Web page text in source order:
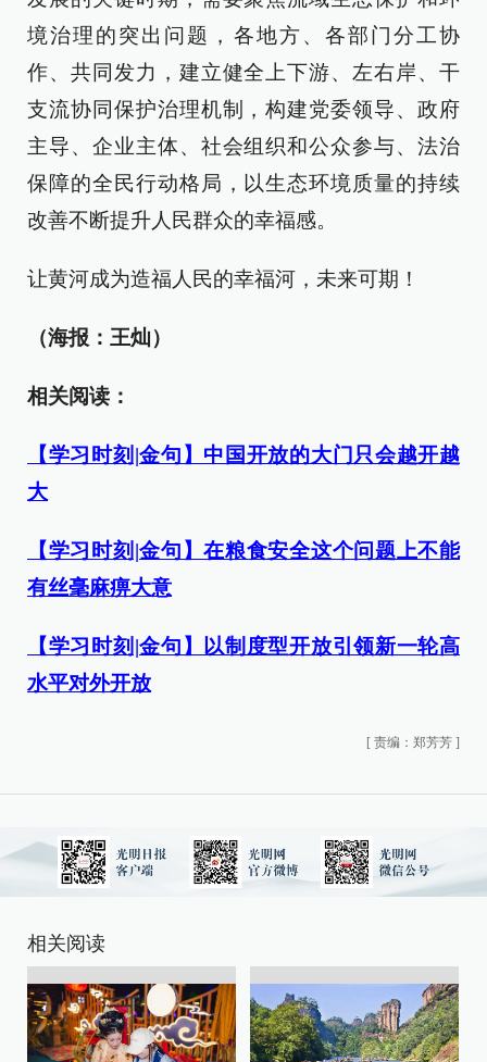
境治理的突出问题，各地方、各部门分工协
作、共同发力，建立健全上下游、左右岸、干
支流协同保护治理机制，构建党委领导、政府
主导、企业主体、社会组织和公众参与、法治
保障的全民行动格局，以生态环境质量的持续
改善不断提升人民群众的幸福感。
让黄河成为造福人民的幸福河，未来可期！
（海报：王灿）
相关阅读：
【学习时刻|金句】中国开放的大门只会越开越
大
【学习时刻|金句】在粮食安全这个问题上不能
有丝毫麻痹大意
【学习时刻|金句】以制度型开放引领新一轮高
水平对外开放
[ 责编：郑芳芳 ]
相关阅读